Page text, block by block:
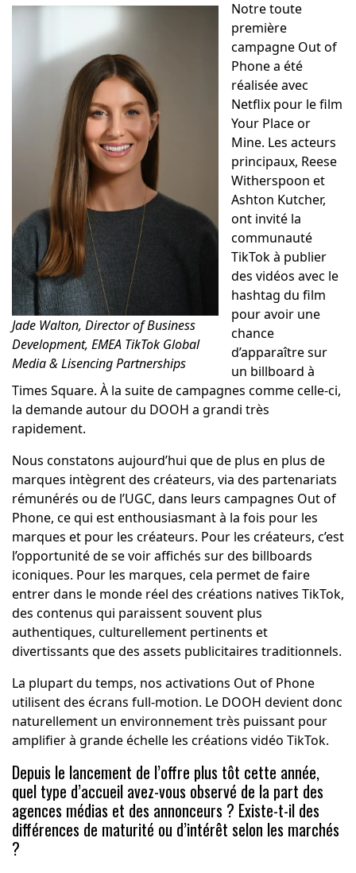
Jade Walton, Director of Business
Development, EMEA TikTok Global
Media & Lisencing Partnerships
Notre toute
première
campagne Out of
Phone a été
réalisée avec
Netflix pour le film
Your Place or
Mine. Les acteurs
principaux, Reese
Witherspoon et
Ashton Kutcher,
ont invité la
communauté
TikTok à publier
des vidéos avec le
hashtag du film
pour avoir une
chance
d’apparaître sur
un billboard à
Times Square. À la suite de campagnes comme celle-ci,
la demande autour du DOOH a grandi très
rapidement.
Nous constatons aujourd’hui que de plus en plus de
marques intègrent des créateurs, via des partenariats
rémunérés ou de l’UGC, dans leurs campagnes Out of
Phone, ce qui est enthousiasmant à la fois pour les
marques et pour les créateurs. Pour les créateurs, c’est
l’opportunité de se voir affichés sur des billboards
iconiques. Pour les marques, cela permet de faire
entrer dans le monde réel des créations natives TikTok,
des contenus qui paraissent souvent plus
authentiques, culturellement pertinents et
divertissants que des assets publicitaires traditionnels.
La plupart du temps, nos activations Out of Phone
utilisent des écrans full-motion. Le DOOH devient donc
naturellement un environnement très puissant pour
amplifier à grande échelle les créations vidéo TikTok.
Depuis le lancement de l’offre plus tôt cette année,
quel type d’accueil avez-vous observé de la part des
agences médias et des annonceurs ? Existe-t-il des
différences de maturité ou d’intérêt selon les marchés
?